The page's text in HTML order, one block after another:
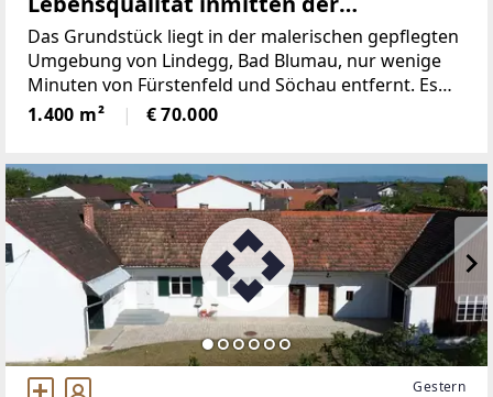
Thermenregion.
Das Grundstück liegt in der malerischen gepflegten
Umgebung von Lindegg, Bad Blumau, nur wenige
Minuten von Fürstenfeld und Söchau entfernt. Es
genießt eine privilegierte Lage in der Golf- und
Thermenregion Bad Blumau, berühmt für ihre Ruhe,
1.400 m² € 70.000
Gestern